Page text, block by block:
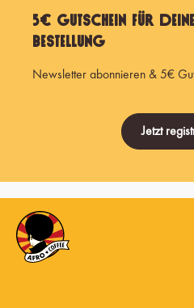
5€ Gutschein für
Bestellung
Newsletter abonnieren & 5€
Jetzt